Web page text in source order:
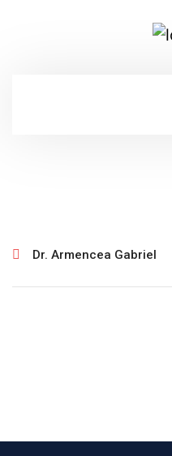
Dr. Armencea Gabriel